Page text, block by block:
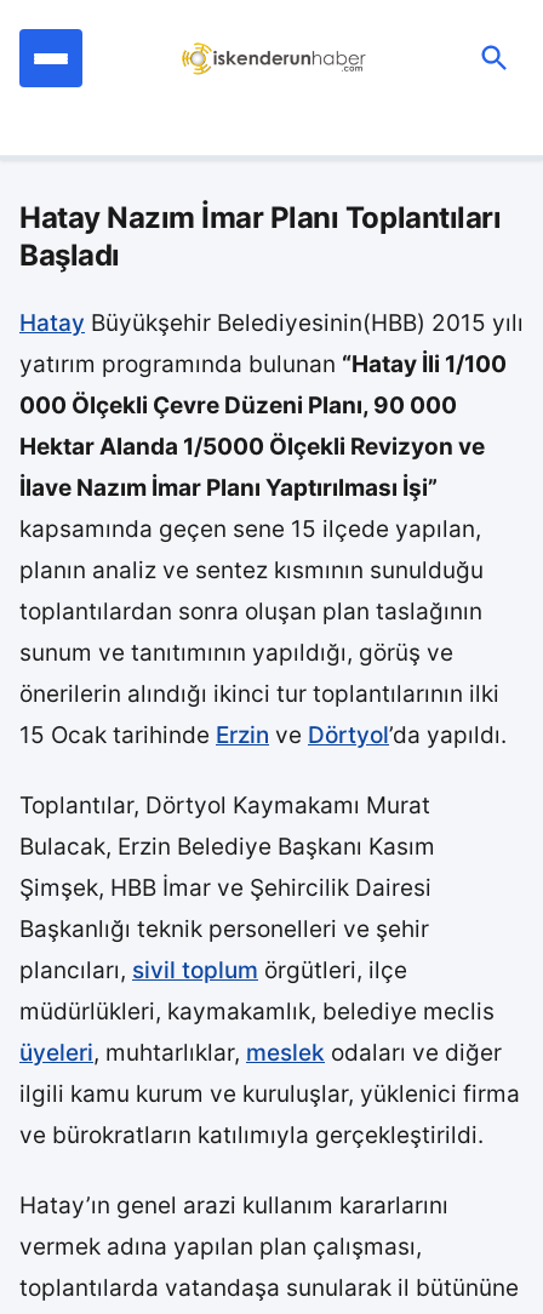
Hatay Nazım İmar Planı Toplantıları
Başladı
Hatay Büyükşehir Belediyesinin(HBB) 2015 yılı
yatırım programında bulunan “Hatay İli 1/100
000 Ölçekli Çevre Düzeni Planı, 90 000
Hektar Alanda 1/5000 Ölçekli Revizyon ve
İlave Nazım İmar Planı Yaptırılması İşi”
kapsamında geçen sene 15 ilçede yapılan,
planın analiz ve sentez kısmının sunulduğu
toplantılardan sonra oluşan plan taslağının
sunum ve tanıtımının yapıldığı, görüş ve
önerilerin alındığı ikinci tur toplantılarının ilki
15 Ocak tarihinde Erzin ve Dörtyol’da yapıldı.
Toplantılar, Dörtyol Kaymakamı Murat
Bulacak, Erzin Belediye Başkanı Kasım
Şimşek, HBB İmar ve Şehircilik Dairesi
Başkanlığı teknik personelleri ve şehir
plancıları, sivil toplum örgütleri, ilçe
müdürlükleri, kaymakamlık, belediye meclis
üyeleri, muhtarlıklar, meslek odaları ve diğer
ilgili kamu kurum ve kuruluşlar, yüklenici firma
ve bürokratların katılımıyla gerçekleştirildi.
Hatay’ın genel arazi kullanım kararlarını
vermek adına yapılan plan çalışması,
toplantılarda vatandaşa sunularak il bütününe